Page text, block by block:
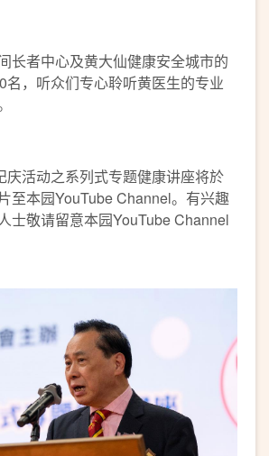
长者中心及黄大仙健康安全城市的
名，听众们专心聆听黄医生的专业
庆活动之系列式专题健康讲座将於
至本园YouTube Channel。有兴趣
士敬请留意本园YouTube Channel